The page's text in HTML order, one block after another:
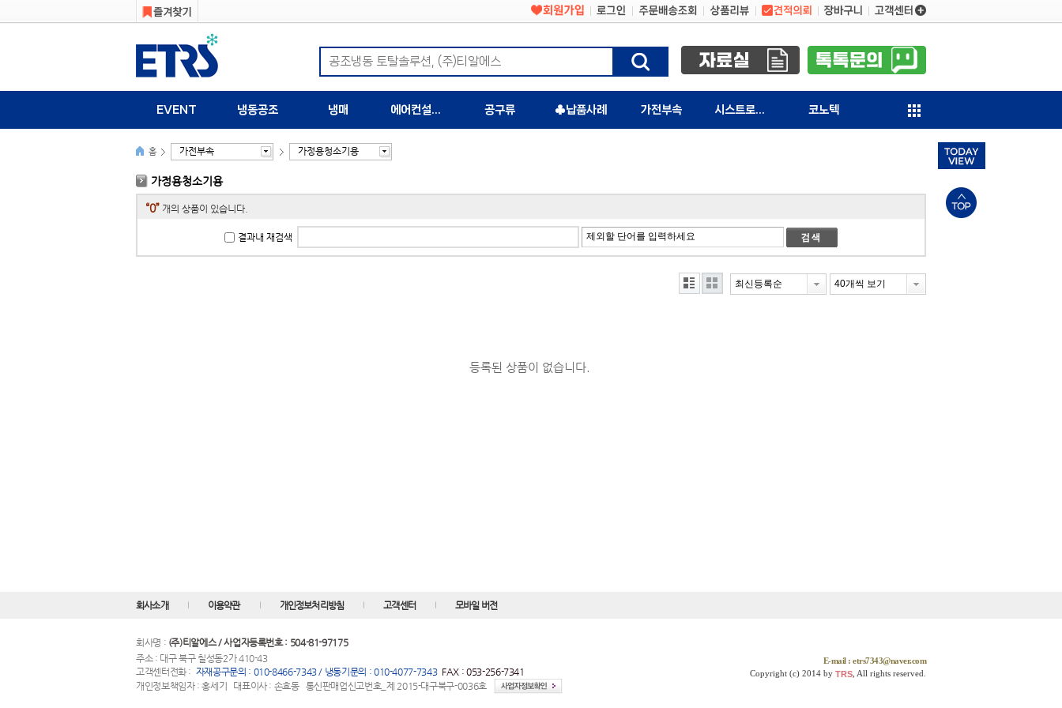
EVENT 냉동공조 냉매 에어컨설치자재 공구류 ♣납품사례 가전부속 시스트로닉스 코노텍
홈 가전부속 가정용청소기용
가정용청소기용
“0” 개의 상품이 있습니다.
결과내 재검색
40개씩 보기
최신등록순
등록된 상품이 없습니다.
회사소개 이용약관 개인정보처리방침 고객센터 모바일 버전
회사명 : (주)티알에스 / 사업자등록번호 : 504-81-97175
주소 : 대구 북구 칠성동2가 410-43
고객센터전화 : 자재공구문의 : 010-8466-7343 / 냉동기문의 : 010-4077-7343 FAX : 053-256-7341
개인정보책임자 : 홍세기 대표이사 : 손효동 통신판매업신고번호_제 2015-대구북구-0036호
E-mail : etrs7343@naver.com
Copyright (c) 2014 by TRS , All rights reserved.